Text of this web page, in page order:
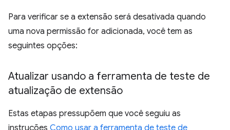
Para verificar se a extensão será desativada quando
uma nova permissão for adicionada, você tem as
seguintes opções:
Atualizar usando a ferramenta de teste de
atualização de extensão
Estas etapas pressupõem que você seguiu as
instruções Como usar a ferramenta de teste de